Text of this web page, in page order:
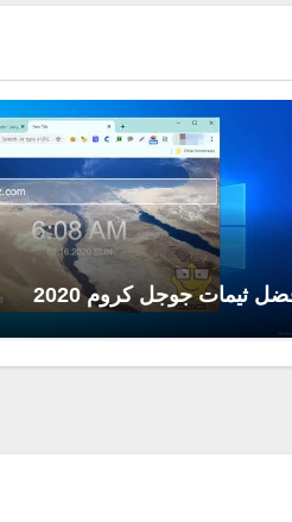
ثيمات جوجل كروم 2020